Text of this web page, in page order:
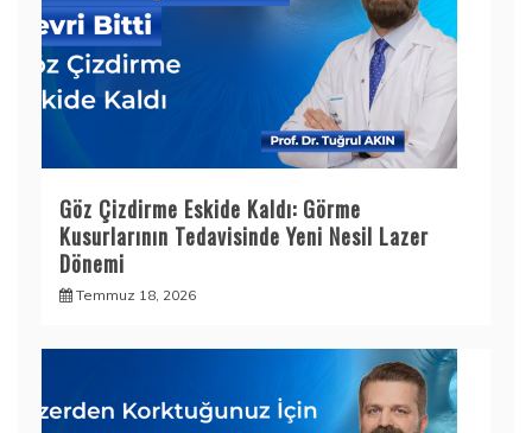
Göz Çizdirme Eskide Kaldı: Görme
Kusurlarının Tedavisinde Yeni Nesil Lazer
Dönemi
Temmuz 18, 2026